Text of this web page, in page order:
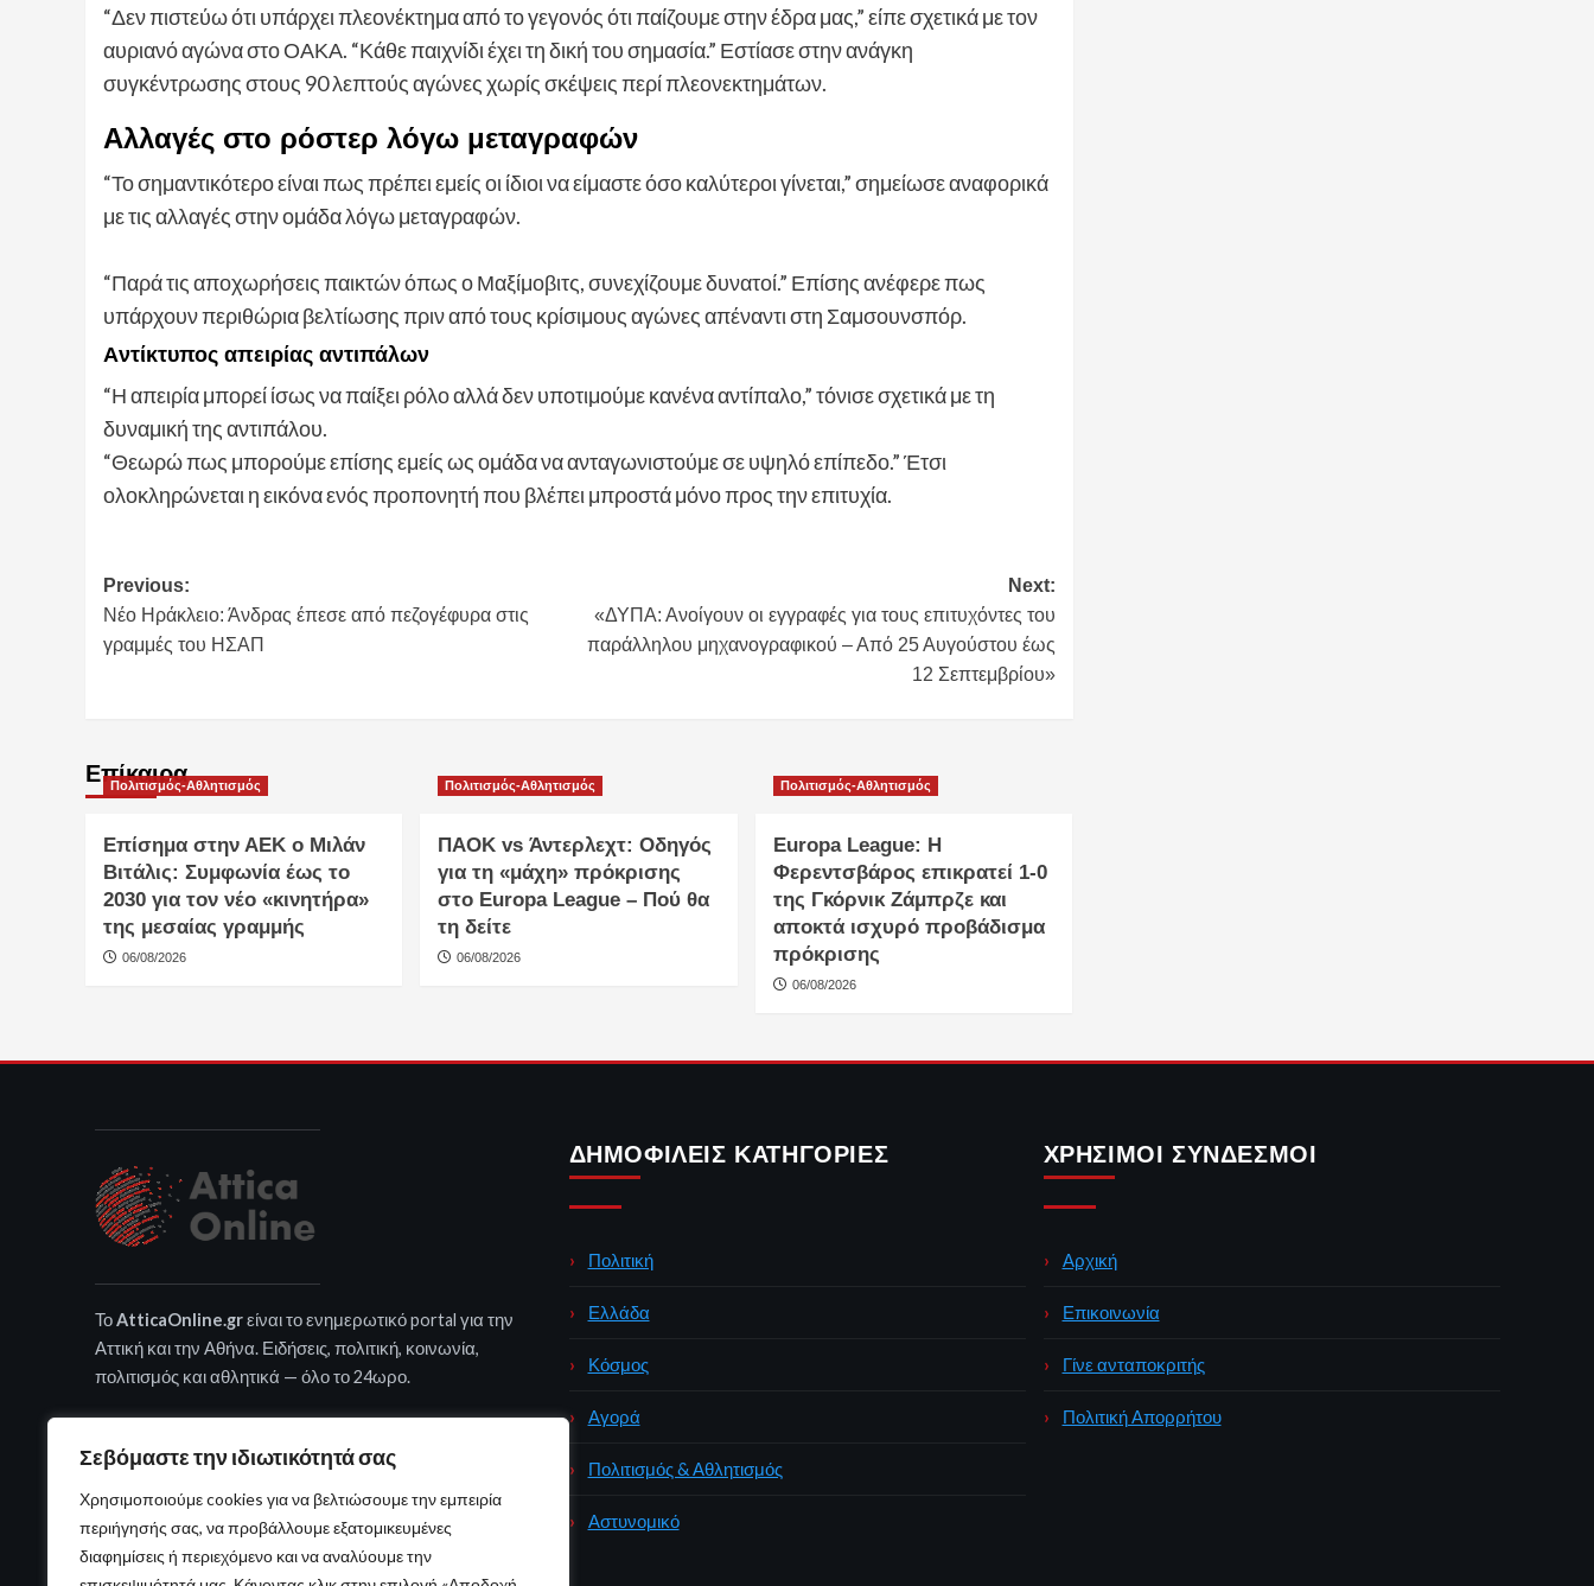
Σεβόμαστε την ιδιωτικότητά σας
Χρησιμοποιούμε cookies για να βελτιώσουμε την εμπειρία
περιήγησής σας, να προβάλλουμε εξατομικευμένες
διαφημίσεις ή περιεχόμενο και να αναλύουμε την
“Δεν πιστεύω ότι υπάρχει πλεονέκτημα από το γεγονός ότι παίζουμε στην έδρα μας,” είπε σχετικά με τον
αυριανό αγώνα στο ΟΑΚΑ. “Κάθε παιχνίδι έχει τη δική του σημασία.” Εστίασε στην ανάγκη
συγκέντρωσης στους 90 λεπτούς αγώνες χωρίς σκέψεις περί πλεονεκτημάτων.
Aλλαγές στο ρόστερ λόγω μεταγραφών
“Το σημαντικότερο είναι πως πρέπει εμείς οι ίδιοι να είμαστε όσο καλύτεροι γίνεται,” σημείωσε αναφορικά
με τις αλλαγές στην ομάδα λόγω μεταγραφών.
“Παρά τις αποχωρήσεις παικτών όπως ο Μαξίμοβιτς, συνεχίζουμε δυνατοί.” Επίσης ανέφερε πως
υπάρχουν περιθώρια βελτίωσης πριν από τους κρίσιμους αγώνες απέναντι στη Σαμσουνσπόρ.
Aντίκτυπος απειρίας αντιπάλων
“Η απειρία μπορεί ίσως να παίξει ρόλο αλλά δεν υποτιμούμε κανένα αντίπαλο,” τόνισε σχετικά με τη
δυναμική της αντιπάλου.
“Θεωρώ πως μπορούμε επίσης εμείς ως ομάδα να ανταγωνιστούμε σε υψηλό επίπεδο.” Έτσι
ολοκληρώνεται η εικόνα ενός προπονητή που βλέπει μπροστά μόνο προς την επιτυχία.
Post
navigation
Previous:
Νέο Ηράκλειο: Άνδρας έπεσε από πεζογέφυρα στις
γραμμές του ΗΣΑΠ
Next:
«ΔΥΠΑ: Ανοίγουν οι εγγραφές για τους επιτυχόντες του
παράλληλου μηχανογραφικού – Από 25 Αυγούστου έως
12 Σεπτεμβρίου»
Επίκαιρα
Πολιτισμός-Αθλητισμός
Επίσημα στην ΑΕΚ ο Μιλάν
Βιτάλις: Συμφωνία έως το
2030 για τον νέο «κινητήρα»
της μεσαίας γραμμής
06/08/2026
Πολιτισμός-Αθλητισμός
ΠΑΟΚ vs Άντερλεχτ: Οδηγός
για τη «μάχη» πρόκρισης
στο Europa League – Πού θα
τη δείτε
06/08/2026
Πολιτισμός-Αθλητισμός
Europa League: Η
Φερεντσβάρος επικρατεί 1-0
της Γκόρνικ Ζάμπρζε και
αποκτά ισχυρό προβάδισμα
πρόκρισης
06/08/2026
ΤοAtticaOnline.grείναι το ενημερωτικό portal για την
Αττική και την Αθήνα. Ειδήσεις, πολιτική, κοινωνία,
πολιτισμός και αθλητικά — όλο το 24ωρο.
ΔΗΜΟΦΙΛΕΊΣ ΚΑΤΗΓΟΡΊΕΣ
Πολιτική
Ελλάδα
Κόσμος
Αγορά
Πολιτισμός & Αθλητισμός
Αστυνομικό
ΧΡΉΣΙΜΟΙ ΣΎΝΔΕΣΜΟΙ
Αρχική
Επικοινωνία
Γίνε ανταποκριτής
Πολιτική Απορρήτου